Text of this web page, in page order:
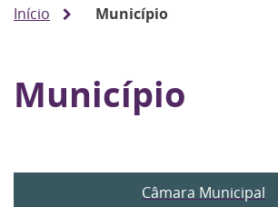
Início Município
Município
Câmara Municipal